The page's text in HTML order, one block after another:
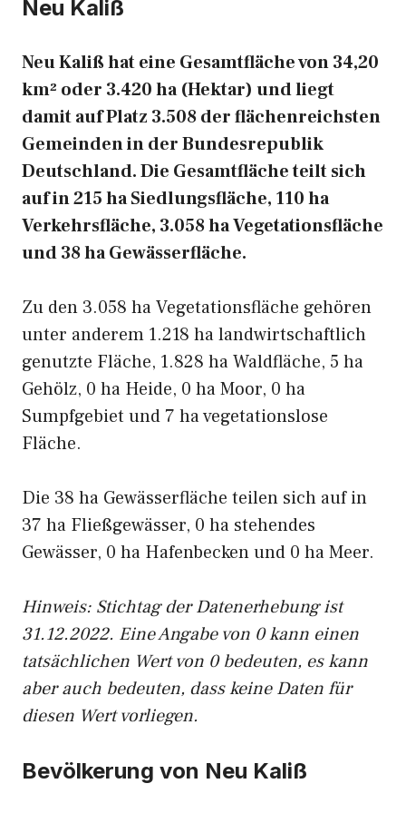
Neu Kaliß
Neu Kaliß hat eine Gesamtfläche von 34,20
km² oder 3.420 ha (Hektar) und liegt
damit auf Platz 3.508 der flächenreichsten
Gemeinden in der Bundesrepublik
Deutschland. Die Gesamtfläche teilt sich
auf in 215 ha Siedlungsfläche, 110 ha
Verkehrsfläche, 3.058 ha Vegetationsfläche
und 38 ha Gewässerfläche.
Zu den 3.058 ha Vegetationsfläche gehören
unter anderem 1.218 ha landwirtschaftlich
genutzte Fläche, 1.828 ha Waldfläche, 5 ha
Gehölz, 0 ha Heide, 0 ha Moor, 0 ha
Sumpfgebiet und 7 ha vegetationslose
Fläche.
Die 38 ha Gewässerfläche teilen sich auf in
37 ha Fließgewässer, 0 ha stehendes
Gewässer, 0 ha Hafenbecken und 0 ha Meer.
Hinweis: Stichtag der Datenerhebung ist
31.12.2022. Eine Angabe von 0 kann einen
tatsächlichen Wert von 0 bedeuten, es kann
aber auch bedeuten, dass keine Daten für
diesen Wert vorliegen.
Bevölkerung von Neu Kaliß